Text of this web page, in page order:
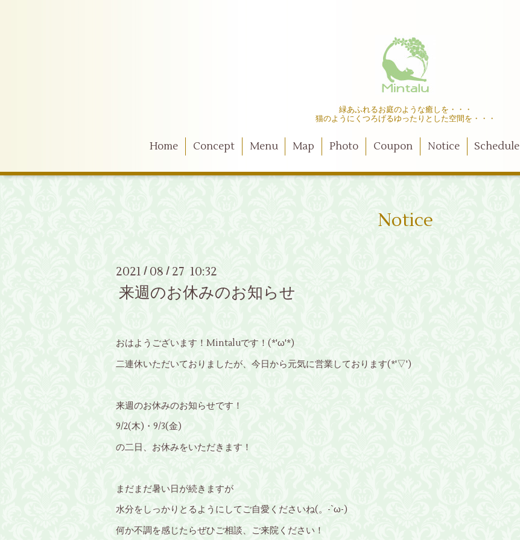
緑あふれるお庭のような癒しを・・・
猫のようにくつろげるゆったりとした空間を・・・
Home Concept Menu Map Photo Coupon Notice Schedule
Notice
2021 / 08 / 27 10:32
来週のお休みのお知らせ
おはようございます！Mintaluです！(*'ω'*)
二連休いただいておりましたが、今日から元気に営業しております(*'▽')
来週のお休みのお知らせです！
9/2(木)・9/3(金)
の二日、お休みをいただきます！
まだまだ暑い日が続きますが
水分をしっかりとるようにしてご自愛くださいね(。-`ω-)
何か不調を感じたらぜひご相談、ご来院ください！